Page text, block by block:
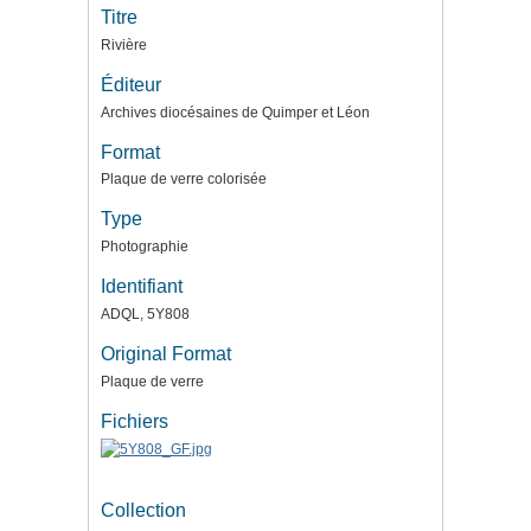
Titre
Rivière
Éditeur
Archives diocésaines de Quimper et Léon
Format
Plaque de verre colorisée
Type
Photographie
Identifiant
ADQL, 5Y808
Original Format
Plaque de verre
Fichiers
Collection